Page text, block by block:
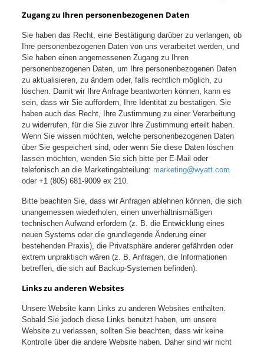
Zugang zu Ihren personenbezogenen Daten
Sie haben das Recht, eine Bestätigung darüber zu verlangen, ob
Ihre personenbezogenen Daten von uns verarbeitet werden, und
Sie haben einen angemessenen Zugang zu Ihren
personenbezogenen Daten, um Ihre personenbezogenen Daten
zu aktualisieren, zu ändern oder, falls rechtlich möglich, zu
löschen. Damit wir Ihre Anfrage beantworten können, kann es
sein, dass wir Sie auffordern, Ihre Identität zu bestätigen. Sie
haben auch das Recht, Ihre Zustimmung zu einer Verarbeitung
zu widerrufen, für die Sie zuvor Ihre Zustimmung erteilt haben.
Wenn Sie wissen möchten, welche personenbezogenen Daten
über Sie gespeichert sind, oder wenn Sie diese Daten löschen
lassen möchten, wenden Sie sich bitte per E-Mail oder
telefonisch an die Marketingabteilung: marketing@wyatt.com
oder +1 (805) 681-9009 ex 210.
Bitte beachten Sie, dass wir Anfragen ablehnen können, die sich
unangemessen wiederholen, einen unverhältnismäßigen
technischen Aufwand erfordern (z. B. die Entwicklung eines
neuen Systems oder die grundlegende Änderung einer
bestehenden Praxis), die Privatsphäre anderer gefährden oder
extrem unpraktisch wären (z. B. Anfragen, die Informationen
betreffen, die sich auf Backup-Systemen befinden).
Links zu anderen Websites
Unsere Website kann Links zu anderen Websites enthalten.
Sobald Sie jedoch diese Links benutzt haben, um unsere
Website zu verlassen, sollten Sie beachten, dass wir keine
Kontrolle über die andere Website haben. Daher sind wir nicht